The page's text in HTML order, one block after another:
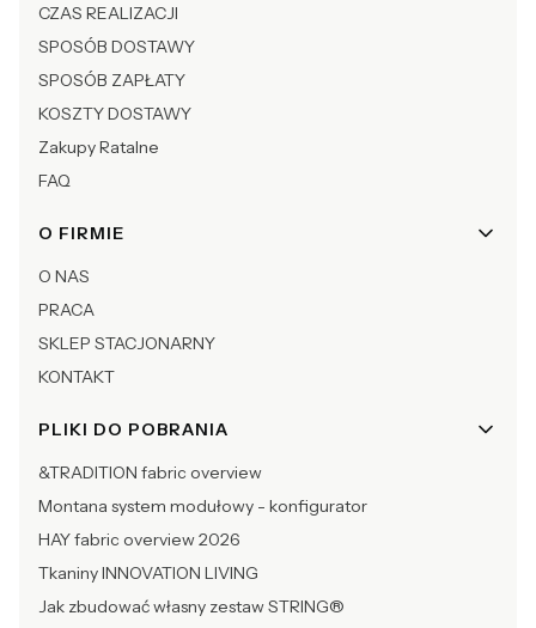
CZAS REALIZACJI
SPOSÓB DOSTAWY
SPOSÓB ZAPŁATY
KOSZTY DOSTAWY
Zakupy Ratalne
FAQ
O FIRMIE
O NAS
PRACA
SKLEP STACJONARNY
KONTAKT
PLIKI DO POBRANIA
&TRADITION fabric overview
Montana system modułowy - konfigurator
HAY fabric overview 2026
Tkaniny INNOVATION LIVING
Jak zbudować własny zestaw STRING®